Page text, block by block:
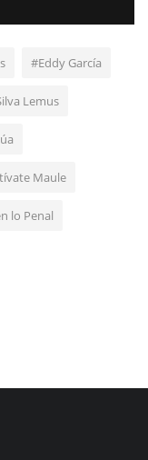
#Eddy García
Lemus
Maule
lo Penal